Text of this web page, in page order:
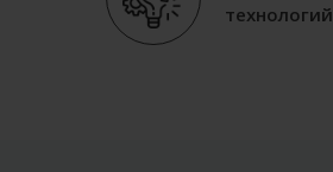
технологий